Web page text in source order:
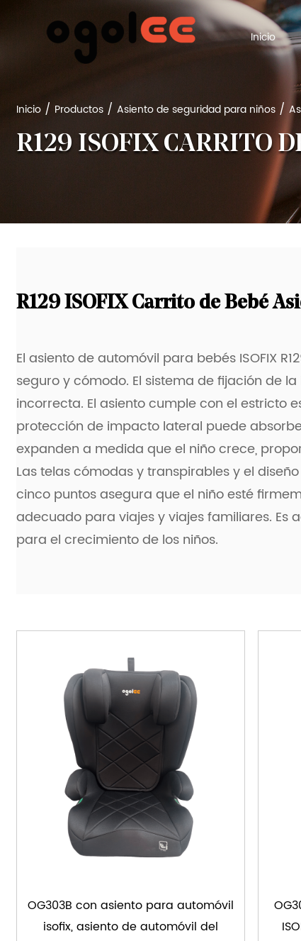
Inicio
Inicio / Productos / Asiento de seguridad para niños /
R129 ISOFIX CARRITO
R129 ISOFIX Carrito de Bebé
El asiento de automóvil para bebés ISOFIX
seguro y cómodo. El sistema de fijación de
incorrecta. El asiento cumple con el estricto
protección de impacto lateral puede
expanden a medida que el niño crece,
Las telas cómodas y transpirables y el
cinco puntos asegura que el niño esté
adecuado para viajes y viajes familiares. Es
para el crecimiento de los niños.
OG303B con asiento para automóvil
isofix, asiento de automóvil del